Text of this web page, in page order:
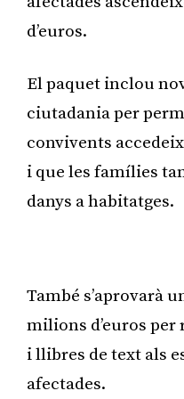
d’euros.
El paquet inclou
ciutadania per
convivents
i que les famílies
danys a habitatges.
També s’aprovarà
milions d’euros
i llibres de text als
afectades.